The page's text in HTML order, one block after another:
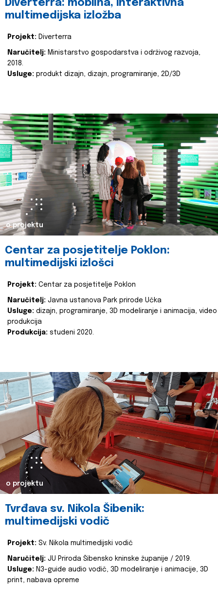
Diverterra: mobilna, interaktivna
multimedijska izložba
Projekt: Diverterra
Naručitelj: Ministarstvo gospodarstva i održivog razvoja,
2018.
Usluge: produkt dizajn, dizajn, programiranje, 2D/3D
o projektu
Centar za posjetitelje Poklon:
multimedijski izlošci
Projekt: Centar za posjetitelje Poklon
Naručitelj: Javna ustanova Park prirode Učka
Usluge: dizajn, programiranje, 3D modeliranje i animacija, video
produkcija
Produkcija: studeni 2020.
o projektu
Tvrđava sv. Nikola Šibenik:
multimedijski vodič
Projekt: Sv. Nikola multimedijski vodič
Naručitelj: JU Priroda Šibensko kninske županije / 2019.
Usluge: N3-guide audio vodič, 3D modeliranje i animacije, 3D
print, nabava opreme